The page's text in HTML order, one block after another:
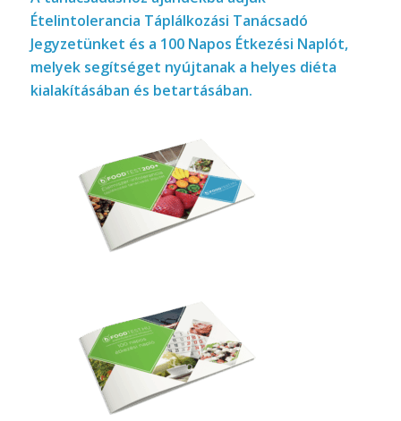
Ételintolerancia Táplálkozási Tanácsadó
Jegyzetünket és a 100 Napos Étkezési Naplót,
melyek segítséget nyújtanak a helyes diéta
kialakításában és betartásában.